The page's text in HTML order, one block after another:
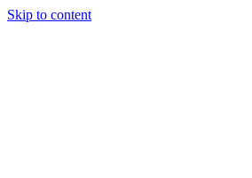
Skip to content